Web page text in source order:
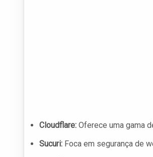
Cloudflare: Oferece uma gama
Sucuri: Foca em segurança de